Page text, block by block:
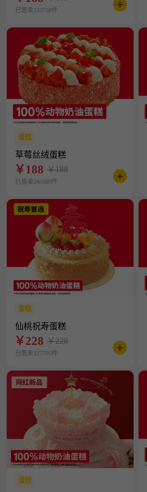
已售卖233758件
蛋糕
草莓丝绒蛋糕
￥188 ￥188
已售卖265680件
蛋糕
仙桃祝寿蛋糕
￥228 ￥228
已售卖327795件
蛋糕